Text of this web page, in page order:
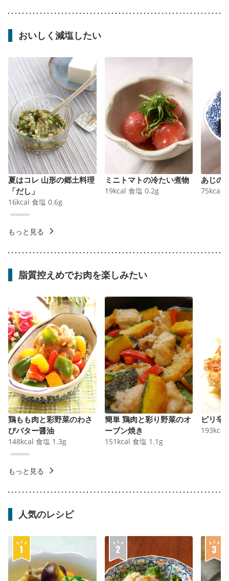
おいしく減塩したい
夏はコレ 山形の郷土料理
「だし」
16kcal 食塩 0.6g
ミニトマトの冷たい煮物
19kcal 食塩 0.2g
あじの
75kcal
もっと見る
脂質控えめでお肉を楽しみたい
鶏もも肉と彩野菜のわさ
びバター醤油
148kcal 食塩 1.3g
簡単 鶏肉と彩り野菜のオ
ーブン焼き
151 kcal 食塩 1.1 g
ピリ辛
193kcal
もっと見る
人気のレシピ